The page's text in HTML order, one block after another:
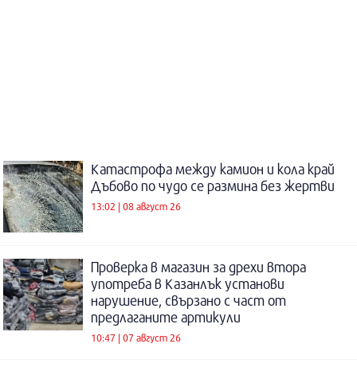
Катастрофа между камион и кола край
Дъбово по чудо се размина без жертви
13:02 | 08 август 26
Проверка в магазин за дрехи втора
употреба в Казанлък установи
нарушение, свързано с част от
предлаганите артикули
10:47 | 07 август 26